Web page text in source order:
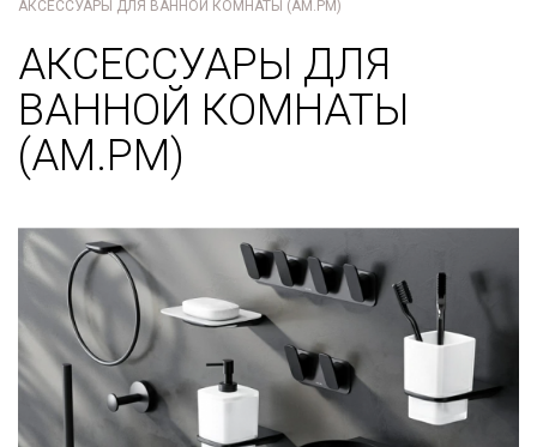
АКСЕССУАРЫ ДЛЯ ВАННОЙ КОМНАТЫ (AM.PM)
АКСЕССУАРЫ ДЛЯ
ВАННОЙ КОМНАТЫ
(AM.PM)